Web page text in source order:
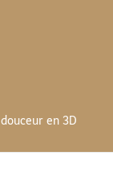
en 3D